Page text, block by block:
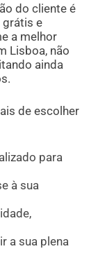
do cliente é
grátis e
a melhor
Lisboa, não
ainda
de escolher
para
à sua
a sua plena